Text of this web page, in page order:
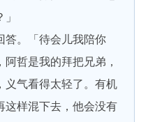
。「待会儿我陪你
哲是我的拜把兄弟，
义气看得太轻了。有机
这样混下去，他会没有